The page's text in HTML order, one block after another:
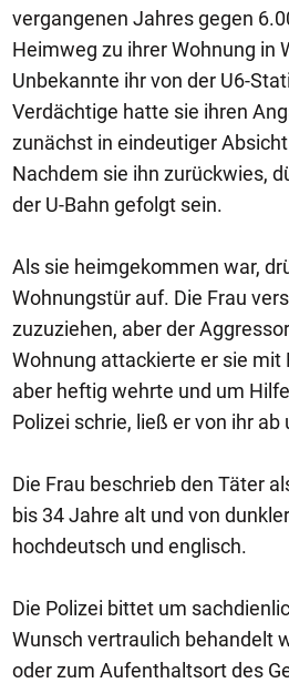
vergangenen Jahres gegen
Heimweg zu ihrer Wohnung in
Unbekannte ihr von der U6-
Verdächtige hatte sie ihren
zunächst in eindeutiger
Nachdem sie ihn zurückwies,
der U-Bahn gefolgt sein.
Als sie heimgekommen war,
Wohnungstür auf. Die Frau
zuzuziehen, aber der
Wohnung attackierte er sie mit
aber heftig wehrte und um
Polizei schrie, ließ er von ihr
Die Frau beschrieb den Täter
bis 34 Jahre alt und von
hochdeutsch und englisch.
Die Polizei bittet um
Wunsch vertraulich behandelt
oder zum Aufenthaltsort des